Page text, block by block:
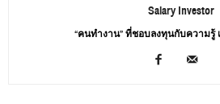
Salary Investor
“คนทำงาน” ที่ชอบลงทุนกับความรู้